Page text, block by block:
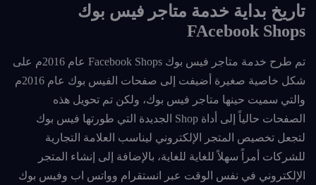
تاريخ بداية خدمة متاجر فيس بوك
FAcebook Shops
تم طرح خدمة متاجر فيس بوك Facebook Shops عام 2016م على
شكل خاصية صغيرة أضيفت إلى صفحات الفيس بوك عام 2016م
والتي سميت حينها متاجر فيس بوك، ولكن تم تحويل هذه
الصفحات حالياً إلى أداة Shop الجديدة التي طورتها فيس بوك
لتجعل تخصيص المتجر الإلكتروني ليناسب العلامة التجارية
للشركات أمراً سهلاً للغاية للغاية، بالإضافة إلى إنشاء المتجر
الإلكتروني في نفس الوقت عبر انستقرام وواتس اب وفيس بوك